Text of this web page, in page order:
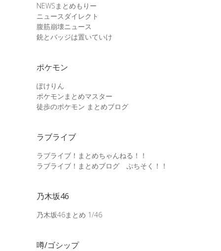
NEWSまとめもりー
ニュースダイレクト
腹筋崩壊ニュース
銃とバッジは置いていけ
ポケモン
ぽけりん
ポケモンまとめマスター
徒歩のポケモン まとめブログ
ラブライブ
ラブライブ！まとめちゃんねる！！
ラブライブ！まとめブログ ぷちそく！！
乃木坂46
乃木坂46まとめ 1/46
噂/ゴシップ